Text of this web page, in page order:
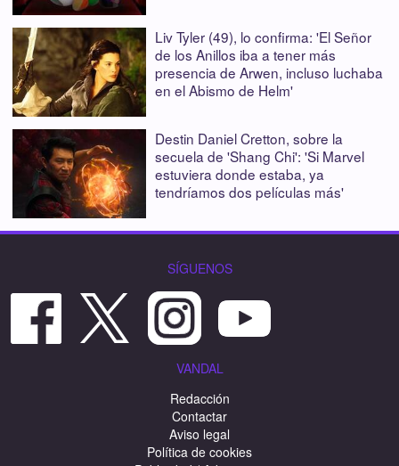
Liv Tyler (49), lo confirma: 'El Señor
de los Anillos iba a tener más
presencia de Arwen, incluso luchaba
en el Abismo de Helm'
Destin Daniel Cretton, sobre la
secuela de 'Shang Chi': 'Si Marvel
estuviera donde estaba, ya
tendríamos dos películas más'
SÍGUENOS
VANDAL
Redacción
Contactar
Aviso legal
Política de cookies